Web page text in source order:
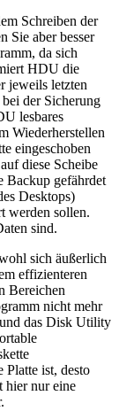
Schreiben der
Sie aber besser
da sich
HDU die
jeweils letzten
der Sicherung
lesbares
Wiederherstellen
eingeschoben
diese Scheibe
Backup gefährdet
Desktops)
werden sollen.
sind.
sich äußerlich
effizienteren
Bereichen
nicht mehr
das Disk Utility
Platte ist, desto
hier nur eine